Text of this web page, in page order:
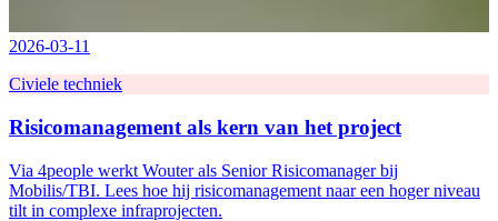
2026-03-11
Civiele techniek
Risicomanagement als kern van het project
Via 4people werkt Wouter als Senior Risicomanager bij
Mobilis/TBI. Lees hoe hij risicomanagement naar een hoger niveau
tilt in complexe infraprojecten.